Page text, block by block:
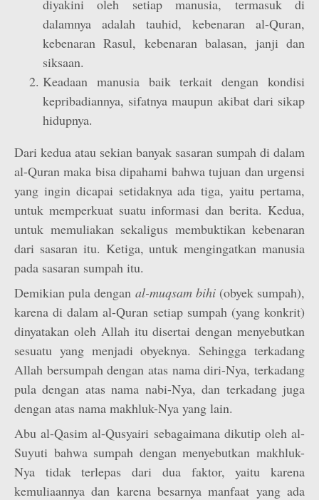
diyakini oleh setiap manusia, termasuk di
dalamnya adalah tauhid, kebenaran al-Quran,
kebenaran Rasul, kebenaran balasan, janji dan
siksaan.
Keadaan manusia baik terkait dengan kondisi
kepribadiannya, sifatnya maupun akibat dari sikap
hidupnya.
Dari kedua atau sekian banyak sasaran sumpah di dalam
al-Quran maka bisa dipahami bahwa tujuan dan urgensi
yang ingin dicapai setidaknya ada tiga, yaitu pertama,
untuk memperkuat suatu informasi dan berita. Kedua,
untuk memuliakan sekaligus membuktikan kebenaran
dari sasaran itu. Ketiga, untuk mengingatkan manusia
pada sasaran sumpah itu.
Demikian pula dengan al-muqsam bihi (obyek sumpah),
karena di dalam al-Quran setiap sumpah (yang konkrit)
dinyatakan oleh Allah itu disertai dengan menyebutkan
sesuatu yang menjadi obyeknya. Sehingga terkadang
Allah bersumpah dengan atas nama diri-Nya, terkadang
pula dengan atas nama nabi-Nya, dan terkadang juga
dengan atas nama makhluk-Nya yang lain.
Abu al-Qasim al-Qusyairi sebagaimana dikutip oleh al-
Suyuti bahwa sumpah dengan menyebutkan makhluk-
Nya tidak terlepas dari dua faktor, yaitu karena
kemuliaannya dan karena besarnya manfaat yang ada